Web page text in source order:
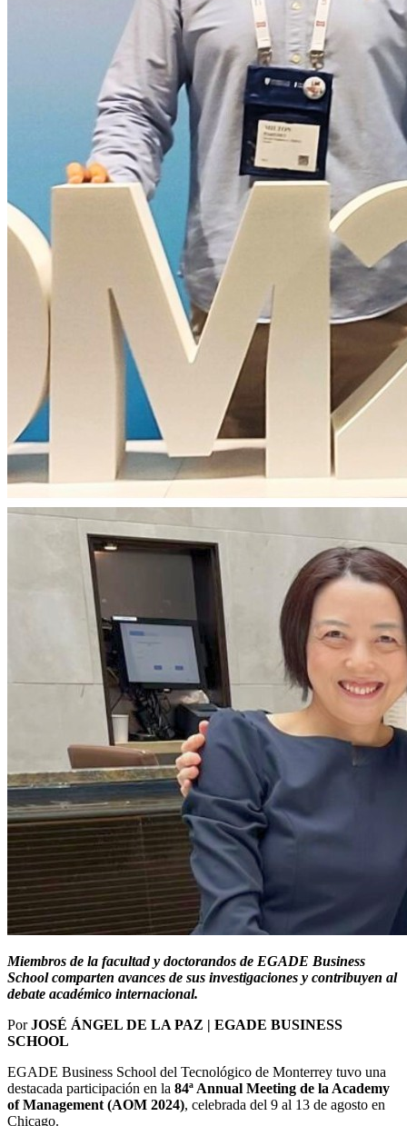
Miembros de la facultad y doctorandos de EGADE Business
School comparten avances de sus investigaciones y contribuyen al
debate académico internacional.
PorJOSÉ ÁNGEL DE LA PAZ | EGADE BUSINESS
SCHOOL
EGADE Business School del Tecnológico de Monterrey tuvo una
destacada participación en la 84ª Annual Meeting de la Academy
of Management (AOM 2024), celebrada del 9 al 13 de agosto en
Chicago.